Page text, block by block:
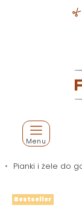
Menu
Pianki i żele do
Bestseller